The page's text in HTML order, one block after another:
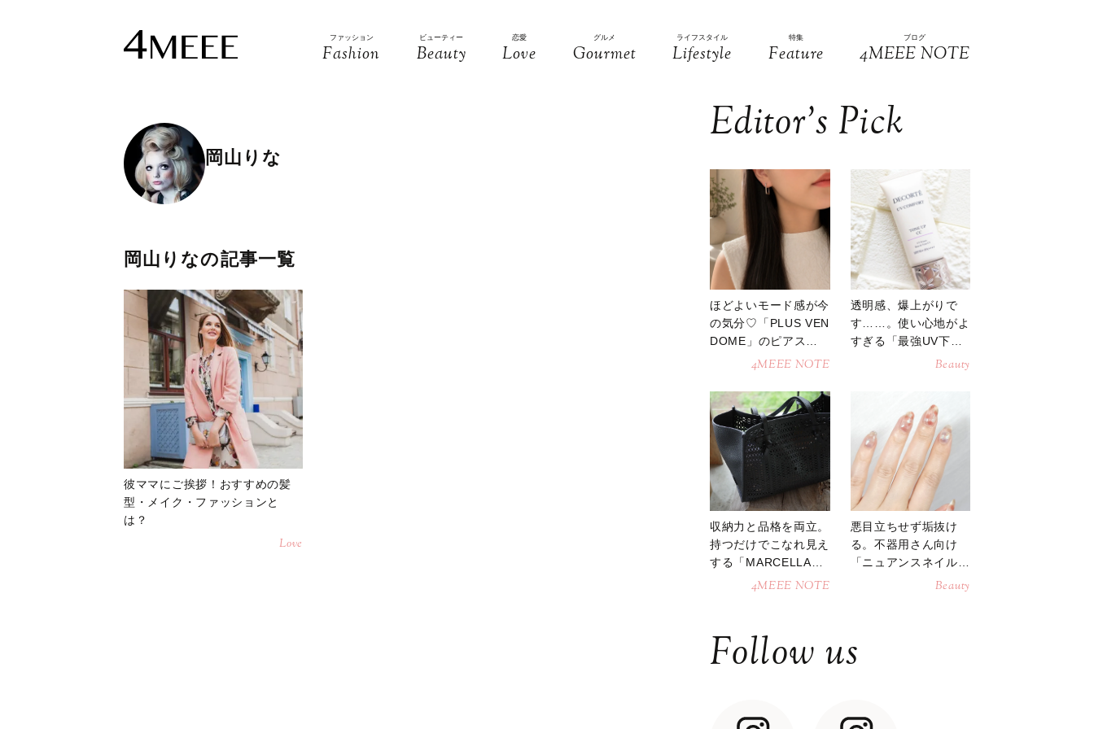
ファッション
Fashion
ビューティー
Beauty
恋愛
Love
グルメ
Gourmet
ライフスタイル
Lifestyle
特集
Feature
ブログ
4MEEE NOTE
岡山りな
岡山りなの記事一覧
彼ママにご挨拶！おすすめの髪
型・メイク・ファッションと
は？
Love
Editor’s Pick
ほどよいモード感が今
の気分♡「PLUS VEN
DOME」のピアスが
4MEEE NOTE
透明感、爆上がりで
す……。使い心地がよ
すぎる「最強UV下
Beauty
収納力と品格を両立。
持つだけでこなれ見え
する「MARCELLAト
ートバッグ」4MEEE NOTE
悪目立ちせず垢抜け
る。不器用さん向け
「ニュアンスネイル」
Beauty
Follow us